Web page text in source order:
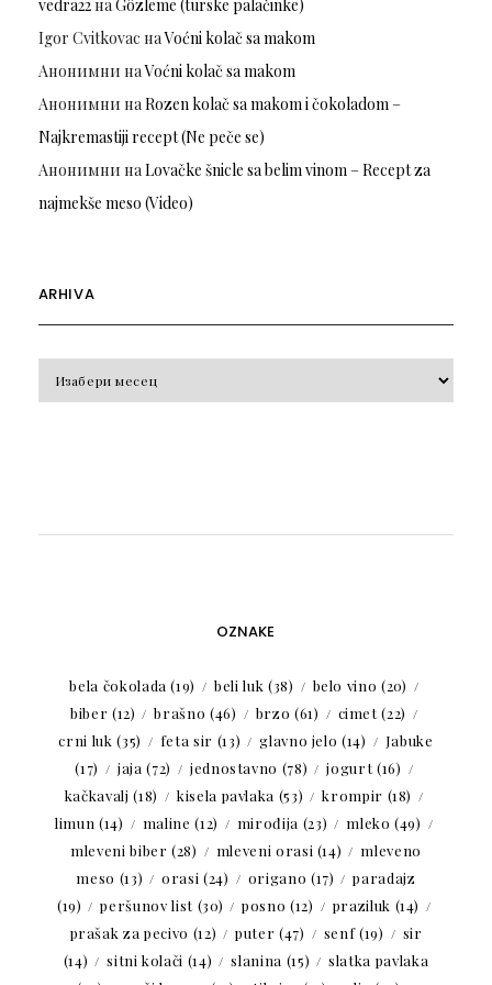
vedra22наGözleme (turske palačinke)
Igor Cvitkovac наVoćni kolač sa makom
Анонимни наVoćni kolač sa makom
Анонимни наRozen kolač sa makom i čokoladom –
Najkremastiji recept (Ne peče se)
Анонимни наLovačke šnicle sa belim vinom – Recept za
najmekše meso (Video)
ARHIVA
OZNAKE
bela čokolada (19) beli luk (38) belo vino (20)
biber (12) brašno (46) brzo (61) cimet(22)
crni luk (35) feta sir (13) glavno jelo (14)
Jabuke
(17)
jaja (72) jednostavno (78) jogurt(16)
kačkavalj (18) kisela pavlaka (53) krompir (18)
limun (14) maline (12) mirođija (23) mleko (49)
mleveni biber (28) mleveni orasi (14)
mleveno
meso (13) orasi (24) origano (17)
paradajz
(19)
peršunov list(30) posno (12) praziluk (14)
prašak za pecivo (12) puter (47) senf(19)
sir
(14)
sitni kolači (14) slanina (15)
slatka pavlaka